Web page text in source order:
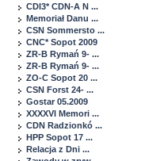
CDI3* CDN-A N ...
Memoriał Danu ...
CSN Sommersto ...
CNC* Sopot 2009
ZR-B Rymań 9- ...
ZR-B Rymań 9- ...
ZO-C Sopot 20 ...
CSN Forst 24- ...
Gostar 05.2009
XXXXVI Memori ...
CDN Radzionkó ...
HPP Sopot 17 ...
Relacja z Dni ...